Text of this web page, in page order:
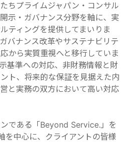
ちプライムジャパン・コンサル
示・ガバナンス分野を軸に、実
ティングを提供してまいりま
バナンス改革やサステナビリテ
から実質重視へと移行していま
基準への対応、非財務情報と財
ト、将来的な保証を見据えた内
と実務の双方において高い対応
である「Beyond Service.」を
を中心に、クライアントの皆様